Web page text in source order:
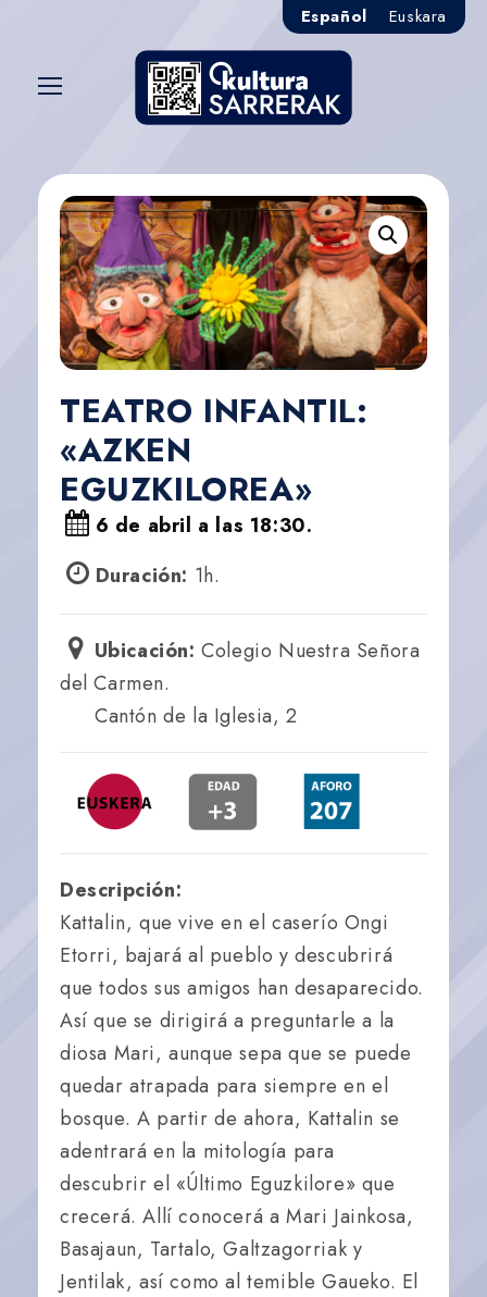
Español Euskara
TEATRO INFANTIL:
«AZKEN
EGUZKILOREA»
6 de abril a las 18:30.
Duración: 1h.
Ubicación: Colegio Nuestra Señora
del Carmen.
Cantón de la Iglesia, 2
Descripción:
Kattalin, que vive en el caserío Ongi
Etorri, bajará al pueblo y descubrirá
que todos sus amigos han desaparecido.
Así que se dirigirá a preguntarle a la
diosa Mari, aunque sepa que se puede
quedar atrapada para siempre en el
bosque. A partir de ahora, Kattalin se
adentrará en la mitología para
descubrir el «Último Eguzkilore» que
crecerá. Allí conocerá a Mari Jainkosa,
Basajaun, Tartalo, Galtzagorriak y
Jentilak, así como al temible Gaueko. El